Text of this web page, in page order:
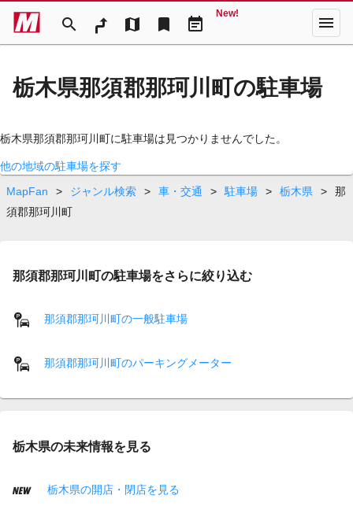
search map bookmark event_note
New! menu
栃木県那須郡那珂川町の駐車場
栃木県那須郡那珂川町に駐車場は見つかりませんでした。
他の地域の駐車場を探す
MapFan
> ジャンル検索 > 車・交通 > 駐車場 > 栃木県 >
那
須郡那珂川町
那須郡那珂川町の駐車場をさらに絞り込む
那須郡那珂川町の一般駐車場
那須郡那珂川町のパーキングメーター
栃木県の未来情報を見る
栃木県の開店・閉店を見る